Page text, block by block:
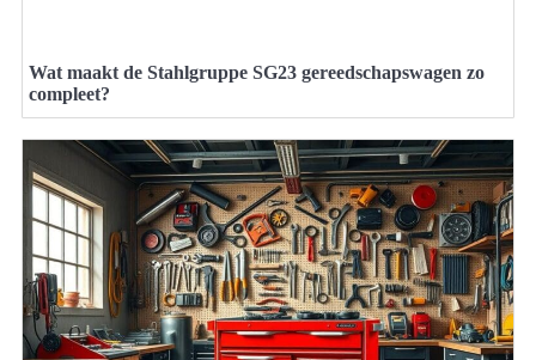
Wat maakt de Stahlgruppe SG23 gereedschapswagen zo
compleet?